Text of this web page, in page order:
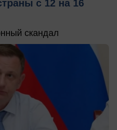
с 12 на 16
скандал